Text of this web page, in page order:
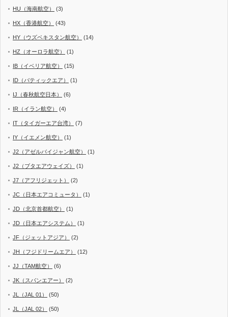
HU（海南航空） (3)
HX（香港航空） (43)
HY（ウズベキスタン航空） (14)
HZ（オーロラ航空） (1)
IB（イベリア航空） (15)
ID（バティックエア） (1)
IJ（春秋航空日本） (6)
IR（イラン航空） (4)
IT（タイガーエア台湾） (7)
IY（イエメン航空） (1)
J2（アゼルバイジャン航空） (1)
J2（ブタエアウェイズ） (1)
J7（アフリジェット） (2)
JC（日本エアコミュータ） (1)
JD（北京首都航空） (1)
JD（日本エアシステム） (1)
JF（ジェットアジア） (2)
JH（フジドリームエア） (12)
JJ（TAM航空） (6)
JK（スパンエアー） (2)
JL（JAL 01） (50)
JL（JAL 02） (50)